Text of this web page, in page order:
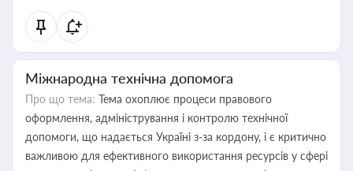
Міжнародна технічна допомога
Про що тема: Тема охоплює процеси правового
оформлення, адміністрування і контролю технічної
допомоги, що надається Україні з-за кордону, і є критично
важливою для ефективного використання ресурсів у сфері